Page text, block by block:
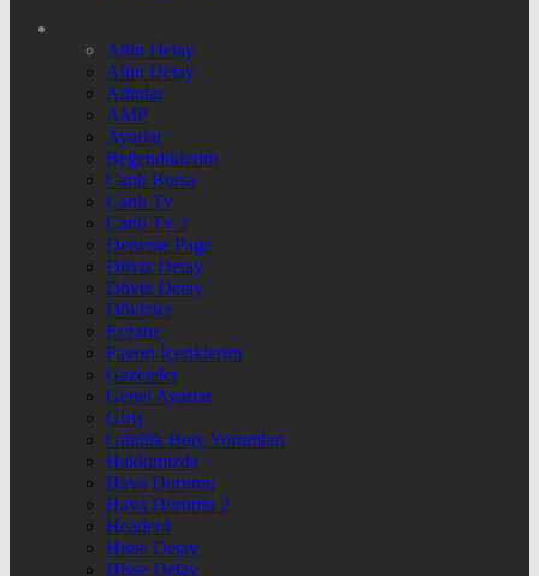
Altın Detay
Altın Detay
Altınlar
AMP
Ayarlar
Beğendiklerim
Canlı Borsa
Canlı Tv
Canlı Tv 2
Deneme Page
Döviz Detay
Döviz Detay
Dövizler
Eczane
Favori İçeriklerim
Gazeteler
Genel Ayarlar
Giriş
Günlük Burç Yorumları
Hakkımızda
Hava Durumu
Hava Durumu 2
Header4
Hisse Detay
Hisse Detay